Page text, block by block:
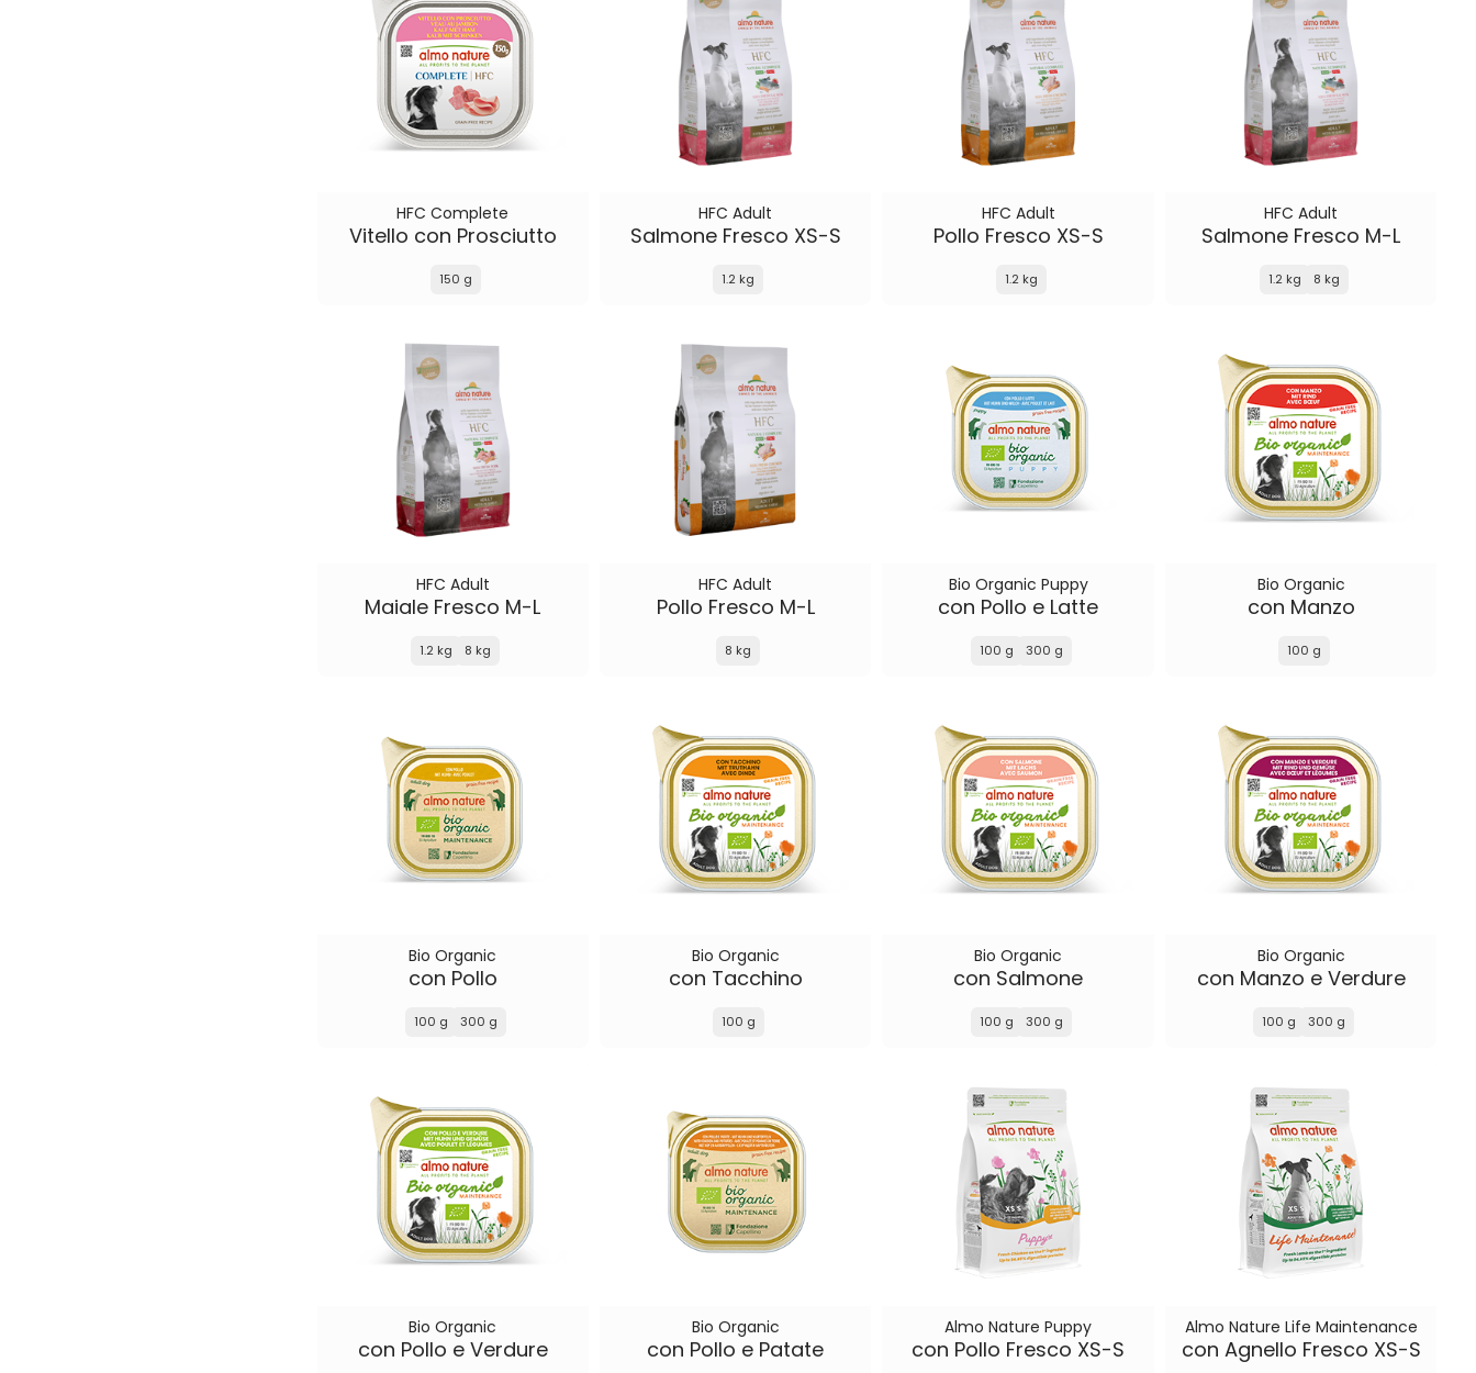
HFC Complete
Vitello con Prosciutto
150 g
HFC Adult
Salmone Fresco XS-S
1.2 kg
HFC Adult
Pollo Fresco XS-S
1.2 kg
HFC Adult
Salmone Fresco M-L
1.2 kg 8 kg
HFC Adult
Maiale Fresco M-L
1.2 kg 8 kg
HFC Adult
Pollo Fresco M-L
8 kg
Bio Organic Puppy
con Pollo e Latte
100 g 300 g
Bio Organic
con Manzo
100 g
Bio Organic
con Pollo
100 g 300 g
Bio Organic
con Tacchino
100 g
Bio Organic
con Salmone
100 g 300 g
Bio Organic
con Manzo e Verdure
100 g 300 g
Bio Organic
con Pollo e Verdure
Bio Organic
con Pollo e Patate
Almo Nature Puppy
con Pollo Fresco XS-S
Almo Nature Life Maintenance
con Agnello Fresco XS-S